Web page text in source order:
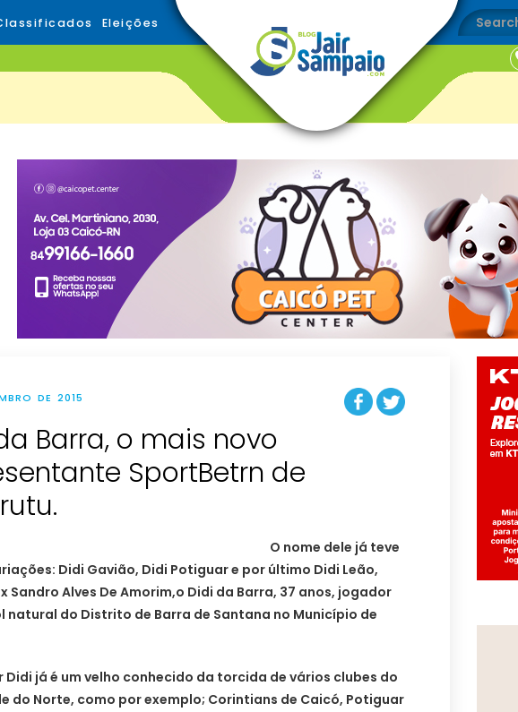
Eleições
DE 2015
Barra, o mais novo
SportBetrn de
O nome dele já teve
Didi Gavião, Didi Potiguar e por último Didi Leão,
Sandro Alves De Amorim,o Didi da Barra, 37 anos, jogador
natural do Distrito de Barra de Santana no Município de
Didi já é um velho conhecido da torcida de vários clubes do
do Norte, como por exemplo; Corintians de Caicó, Potiguar